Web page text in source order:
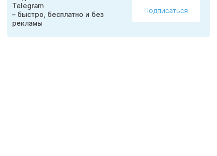
Telegram
– быстро, бесплатно и без
рекламы
Подписаться